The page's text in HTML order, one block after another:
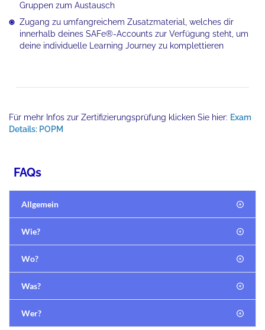
Gruppen zum Austausch
Zugang zu umfangreichem Zusatzmaterial, welches dir
innerhalb deines SAFe®-Accounts zur Verfügung steht, um
deine individuelle Learning Journey zu komplettieren
Für mehr Infos zur Zertifizierungsprüfung klicken Sie hier: Exam
Details: POPM
FAQs
Allgemein
Wie?
Wo?
Was?
Wer?